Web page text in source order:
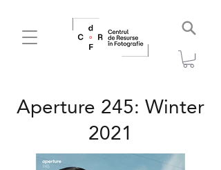
Aperture 245: Winter
2021